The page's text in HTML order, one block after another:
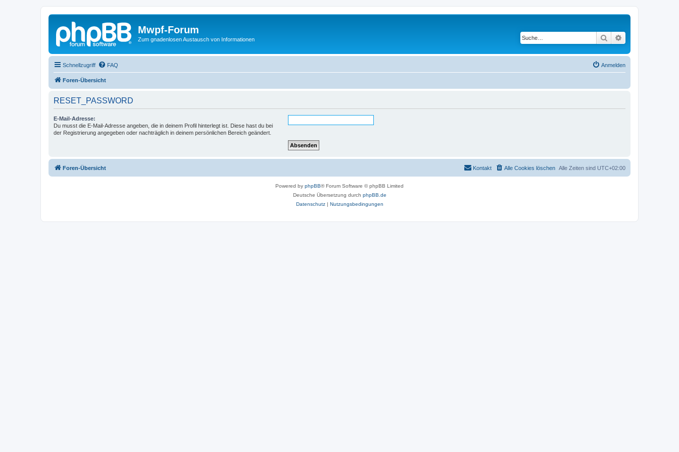
Mwpf-Forum
Zum gnadenlosen Austausch von Informationen Suche
Schnellzugriff FAQ Anmelden
Foren-Übersicht
RESET_PASSWORD
E-Mail-Adresse:
Du musst die E-Mail-Adresse angeben, die in deinem Profil hinterlegt ist. Diese hast du bei
der Registrierung angegeben oder nachträglich in deinem persönlichen Bereich geändert.
Foren-Übersicht Alle Zeiten sind UTC+02:00
Alle Cookies löschen
Kontakt
Powered by phpBB® Forum Software © phpBB Limited
Deutsche Übersetzung durch phpBB.de
Datenschutz| Nutzungsbedingungen